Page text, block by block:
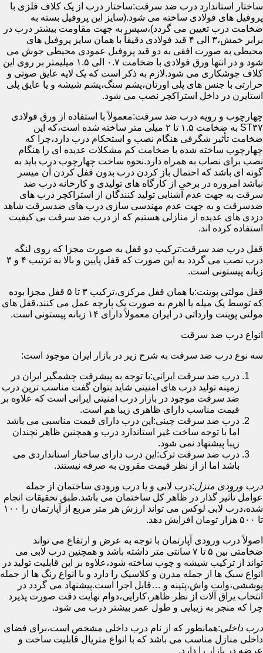
ساختار استاندارد درب ضد سرقت:ساختار درب از یک کلاف فلزی با
پروفیل های فولادی ساخته می شود.(سایز این پروفیل بسته به
ضخامت درب تعیین می گردد)،سپس به جهت مقاومت بیشتر درب در
برابر خمش،۳ الی ۴ قید فولادی دقیقاً با همان سایز پروفیل های
محیطی به صورت افقی به دو قید پروفیل عمودی محیطی جوش می
شود و در انتها ورق فولادی با ضخامت ۰.۷ الی ۱.۵ میلیمتر بر روی این
کلاف جوشکاری می شود.لازم به ذکر است که یک لایه عایق صوتی و
حرارتی با جنس های پلی اورتان،پشم سنگ،پشم شیشه و یا عایق پلی
استایرن در داخل استراکچر نصب می شود.
چهارچوب و رویه درب ضد سرقت:معمولاً با استفاده از ورق فولادی
ST۳۷ به ضخامت ۱.۵ تا ۲ میلی متر ساخته شده است،که این
ضخامت تأثیر شگرفی هنگام نصب و استحکام درب دارد،چرا که
چهارچوب ساخته شده با ضخامت کم مشکلات عدیده ای را هنگام
نصب برای نصاب به همراه دارد.نحوه ساخت چهارچوب درب باید به
گونه ای باشد که احتمال باز کردن درب بدون قفل کردن آن میسر
نباشد امروزه در برخی از کارگاه های تولیدی و کارخانه درب ضد
سرقت به جهت عدم آشنایی تولید کنندگان از استراکچر درب های
ضدسرقت و به جهت عدم مهندسی سازی درب های ضدسرقت شاهد
دزدی های عدیده از منازلی هستیم که از درب ضد سرقت بی کیفیت
استفاده کرده اند.
قفل درب ضد سرقت:ترکیب دو قفل به صورت مجزا که روی لنگه
درب نصب می گردد به این صورت که قفل پایین و بالا به ترتیب ۴ و ۳
زبانه پیستونی است.
قفل مولتی پوینت:یا همان قفل مرکزی،ترکیب ۳ تا ۵ قفل مجزا بوده
که توسط یک میله یا اهرم به صورت یک پارچه عمل می کنند،قفل های
مولتی پوینت وارداتی در ایران معمولاً دارای ۱۴ زبانه پیستونی است.
انواع درب ضد سرقت
سه نوع درب ضد سرقت به شرح زیر در بازار ایران موجود است:
درب ضد سرقت ایرانی:با توجه به پیشرفت چشمگیر ایران در
زمینه تولید درب های امنیتی شاید بتوان گفت مناسب ترین درب
ضد سرقت موجود در بازار درب امنیتی ایرانی است که علاوه بر
قیمت مناسب دارای ظاهری زیبا هم است.
درب ضد سرقت چینی:این درب دارای قیمت مناسبی می باشد
اما با توجه ساخت غیر استاندارد درب و همچنین ظاهر نچندان
زیبا پیشنهاد نمی شود.
درب ضد سرقت ترک:این درب دارای ساختار استانداردی می
باشد اما از از نظر قیمت مقرون به صرفه نیستند.
درب ورودی منزل:درب لابی و یا درب ورودی ساختمان از جمله
عوامل تأثیر گذار در ظاهر کل ساختمان می باشد.طبق تحقیقات انجام
شده،درب لابی لوکس می تواند ارزش هر متر مربع از آپارتمان را ۱۰۰
تا ۵۰۰ هزار تومان افزایش دهد.
اصولاً درب ورودی آپارتمان با توجه به عرض و ارتفاع می تواند
ضخامتی بین ۵ تا ۷ سانتی متر داشته باشد و همچنین درب لابی می
تواند از ترکیب شیشه و چوب ساخته شود،علاوه بر این قابلیت تولید در
انواع سبک ها از جمله مدرن و کلاسیک را دارد و با انواع رنگ ها از جمله
پوششی،وایت واش،پتینه و …قابل اجرا است.پیشنهاد می گردد در
انتخاب یراق آلات از نظر ظاهر،کارایی،دوام نهایت دقت صورت پذیرد
چرا که منجر به زیبایی و طول عمر بیشتر درب می شود.
درب داخلی:همانطور که از نام درب داخلی مشخص است،برای فضای
داخلی منازل مناسب می باشد که با انواع متریال قابلیت ساخت و
عرضه در بازار را دارد.